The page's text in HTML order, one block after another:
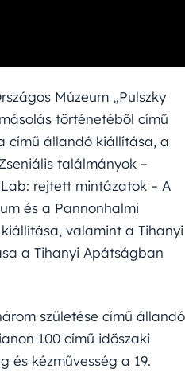
Múzeum „Pulszky
történetéből című
című állandó kiállítása, a
találmányok –
rejtett mintázatok – A
és a Pannonhalmi
valamint a Tihanyi
a Tihanyi Apátságban
születése című állandó
100 című időszaki
és kézművesség a 19.